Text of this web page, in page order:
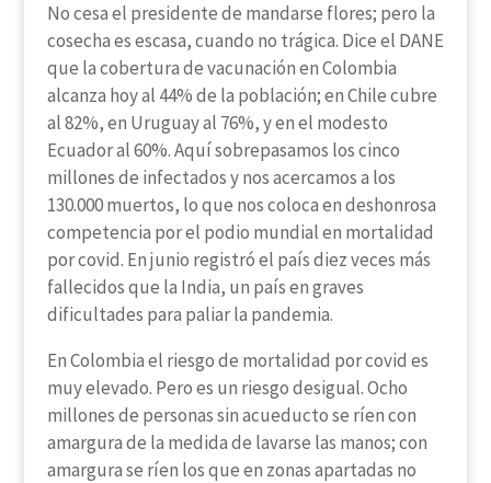
No cesa el presidente de mandarse flores; pero la
cosecha es escasa, cuando no trágica. Dice el DANE
que la cobertura de vacunación en Colombia
alcanza hoy al 44% de la población; en Chile cubre
al 82%, en Uruguay al 76%, y en el modesto
Ecuador al 60%. Aquí sobrepasamos los cinco
millones de infectados y nos acercamos a los
130.000 muertos, lo que nos coloca en deshonrosa
competencia por el podio mundial en mortalidad
por covid. En junio registró el país diez veces más
fallecidos que la India, un país en graves
dificultades para paliar la pandemia.
En Colombia el riesgo de mortalidad por covid es
muy elevado. Pero es un riesgo desigual. Ocho
millones de personas sin acueducto se ríen con
amargura de la medida de lavarse las manos; con
amargura se ríen los que en zonas apartadas no